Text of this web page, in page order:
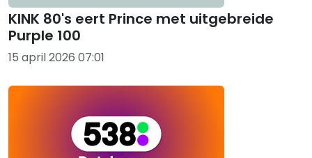
KINK 80's eert Prince met uitgebreide
Purple 100
15 april 2026 07:01